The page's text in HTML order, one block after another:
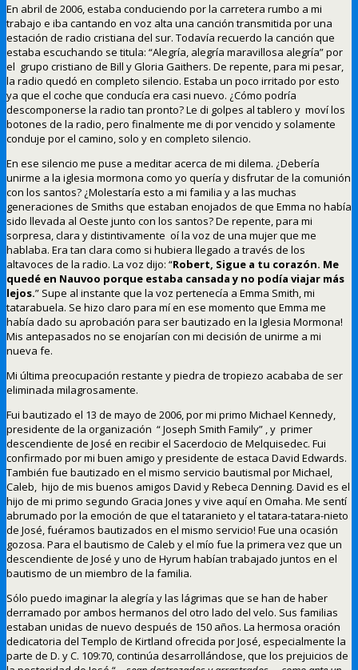
En abril de 2006, estaba conduciendo por la carretera rumbo a mi
trabajo e iba cantando en voz alta una canción transmitida por una
estación de radio cristiana del sur. Todavía recuerdo la canción que
estaba escuchando se titula: “Alegría, alegría maravillosa alegría” por
el grupo cristiano de Bill y Gloria Gaithers. De repente, para mi pesar,
la radio quedó en completo silencio. Estaba un poco irritado por esto
ya que el coche que conducía era casi nuevo. ¿Cómo podría
descomponerse la radio tan pronto? Le di golpes al tablero y moví los
botones de la radio, pero finalmente me di por vencido y solamente
conduje por el camino, solo y en completo silencio.
En ese silencio me puse a meditar acerca de mi dilema. ¿Debería
unirme a la iglesia mormona como yo quería y disfrutar de la comunión
con los santos? ¿Molestaría esto a mi familia y a las muchas
generaciones de Smiths que estaban enojados de que Emma no había
sido llevada al Oeste junto con los santos? De repente, para mi
sorpresa, clara y distintivamente oí la voz de una mujer que me
hablaba. Era tan clara como si hubiera llegado a través de los
altavoces de la radio. La voz dijo: “Robert, Sigue a tu corazón. Me
quedé en Nauvoo porque estaba cansada y no podía viajar más
lejos.” Supe al instante que la voz pertenecía a Emma Smith, mi
tatarabuela. Se hizo claro para mí en ese momento que Emma me
había dado su aprobación para ser bautizado en la Iglesia Mormona!
Mis antepasados no se enojarían con mi decisión de unirme a mi
nueva fe.
Mi última preocupación restante y piedra de tropiezo acababa de ser
eliminada milagrosamente.
Fui bautizado el 13 de mayo de 2006, por mi primo Michael Kennedy,
presidente de la organización “ Joseph Smith Family” , y primer
descendiente de José en recibir el Sacerdocio de Melquisedec. Fui
confirmado por mi buen amigo y presidente de estaca David Edwards.
También fue bautizado en el mismo servicio bautismal por Michael,
Caleb, hijo de mis buenos amigos David y Rebeca Denning. David es el
hijo de mi primo segundo Gracia Jones y vive aquí en Omaha. Me sentí
abrumado por la emoción de que el tataranieto y el tatara-tatara-nieto
de José, fuéramos bautizados en el mismo servicio! Fue una ocasión
gozosa. Para el bautismo de Caleb y el mío fue la primera vez que un
descendiente de José y uno de Hyrum habían trabajado juntos en el
bautismo de un miembro de la familia.
Sólo puedo imaginar la alegría y las lágrimas que se han de haber
derramado por ambos hermanos del otro lado del velo. Sus familias
estaban unidas de nuevo después de 150 años. La hermosa oración
dedicatoria del Templo de Kirtland ofrecida por José, especialmente la
parte de D. y C. 109:70, continúa desarrollándose, que los prejuicios de